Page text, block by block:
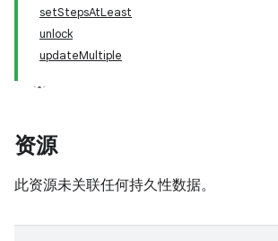
setStepsAtLeast
unlock
updateMultiple
资源
此资源未关联任何持久性数据。